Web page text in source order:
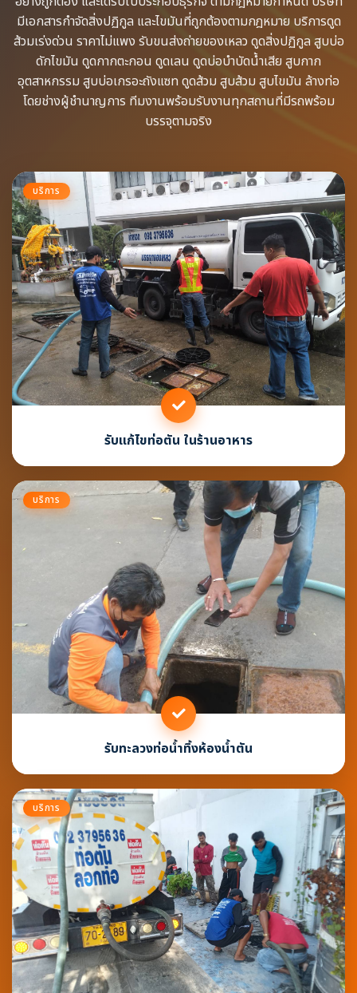
มีเอกสารกำจัดสิ่งปฏิกูล​ และไขมันที่ถูกต้องตามกฎหมาย บริการดูด
ส้วมเร่งด่วน​ ราคาไม่แพง รับขนส่งถ่ายของเหลว​ ดูดสิ่งปฏิกูล​ สูบบ่อ
ดักไขมัน​ ดูดกากตะกอน​ ดูดเลน​ ดูดบ่อบำบัดน้ำเสีย​ สูบกาก
อุตสาหกรรม​ สูบบ่อเกรอะถังแซท​ ดูดส้วม​ สูบส้วม​ สูบไขมัน​ ล้างท่อ​
โดยช่างผู้ชำนาญการ​ ทีมงานพร้อม​รับงานทุกสถานที่​มีรถพร้อม
บรรจุ​ตามจริง
บริการ
รับแก้ไขท่อตัน ในร้านอาหาร
บริการ
รับทะลวงท่อน้ำทิ้งห้องน้ำตัน
บริการ